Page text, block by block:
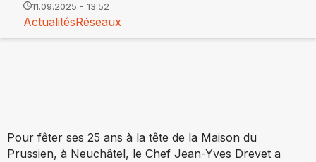
11.09.2025 - 13:52
ActualitésRéseaux
Pour fêter ses 25 ans à la tête de la Maison du
Prussien, à Neuchâtel, le Chef Jean-Yves Drevet a